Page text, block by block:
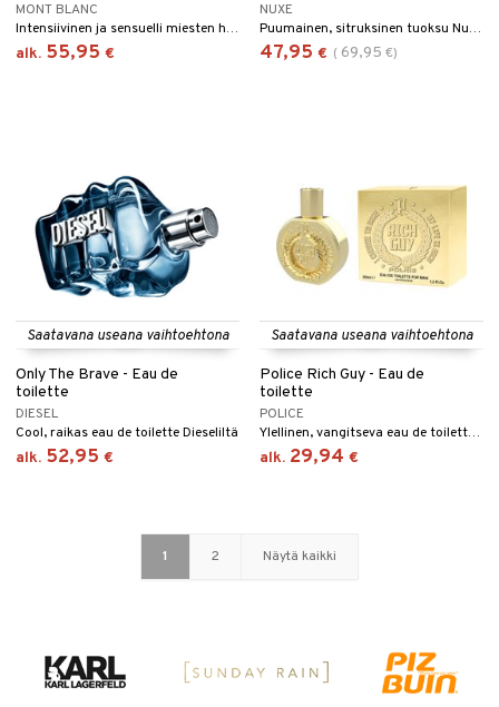
MONT BLANC
Intensiivinen ja sensuelli miesten hajuvesi Montblancilta.
alk. 55,95 €
NUXE
Puumainen, sitruksinen tuoksu Nuxelta.
47,95 € ( 69,95 €)
Saatavana useana vaihtoehtona
Only The Brave - Eau de
toilette
DIESEL
Cool, raikas eau de toilette Dieseliltä
alk. 52,95 €
Saatavana useana vaihtoehtona
Police Rich Guy - Eau de
toilette
POLICE
Ylellinen, vangitseva eau de toilette Policelta.
alk. 29,94 €
1 2 Näytä kaikki